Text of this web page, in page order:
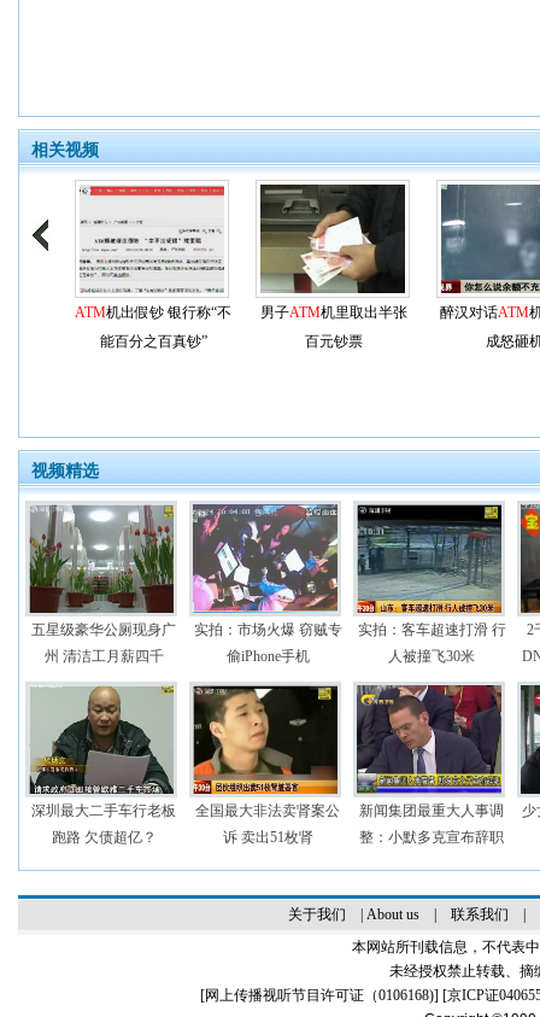
相关视频
ATM机出假钞 银行称“不
能百分之百真钞”
男子ATM机里取出半张
百元钞票
醉汉对话ATM
成怒砸
视频精选
五星级豪华公厕现身广
州 清洁工月薪四千
实拍：市场火爆 窃贼专
偷iPhone手机
实拍：客车超速打滑 行
人被撞飞30米
2
深圳最大二手车行老板
跑路 欠债超亿？
全国最大非法卖肾案公
诉 卖出51枚肾
新闻集团最重大人事调
整：小默多克宣布辞职
少
关于我们 About us| 联系我们
本网站所刊载信息，不代表
未经授权禁止转载、摘
[网上传播视听节目许可证（0106168)] [京ICP证